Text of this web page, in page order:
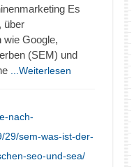
Es
über
wie Google,
(SEM) und
...Weiterlesen
nach-
29/sem-was-ist-der-
seo-und-sea/